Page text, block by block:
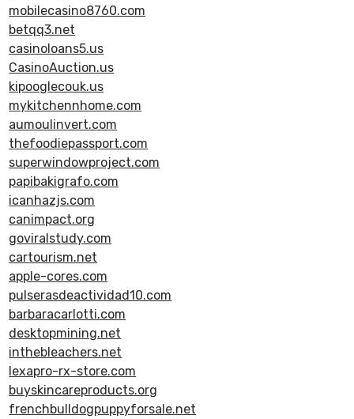
mobilecasino8760.com
betqq3.net
casinoloans5.us
CasinoAuction.us
kipooglecouk.us
mykitchennhome.com
aumoulinvert.com
thefoodiepassport.com
superwindowproject.com
papibakigrafo.com
icanhazjs.com
canimpact.org
goviralstudy.com
cartourism.net
apple-cores.com
pulserasdeactividad10.com
barbaracarlotti.com
desktopmining.net
inthebleachers.net
lexapro-rx-store.com
buyskincareproducts.org
frenchbulldogpuppyforsale.net